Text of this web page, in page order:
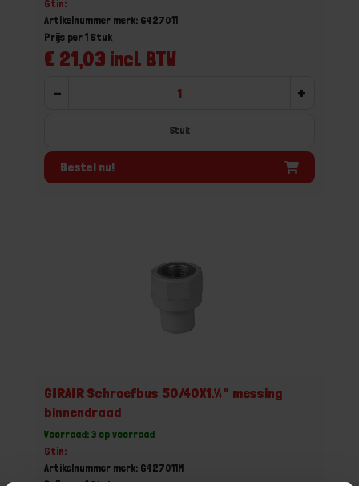
Gtin:
Artikelnummer merk: G427011
€ 21,03 incl. BTW
Prijs per 1 Stuk
- +
Stuk
Bestel nu!
GIRAIR Schroefbus 50/40X1.¼" messing
binnendraad
Voorraad: 3 op voorraad
Gtin:
Artikelnummer merk: G427011M